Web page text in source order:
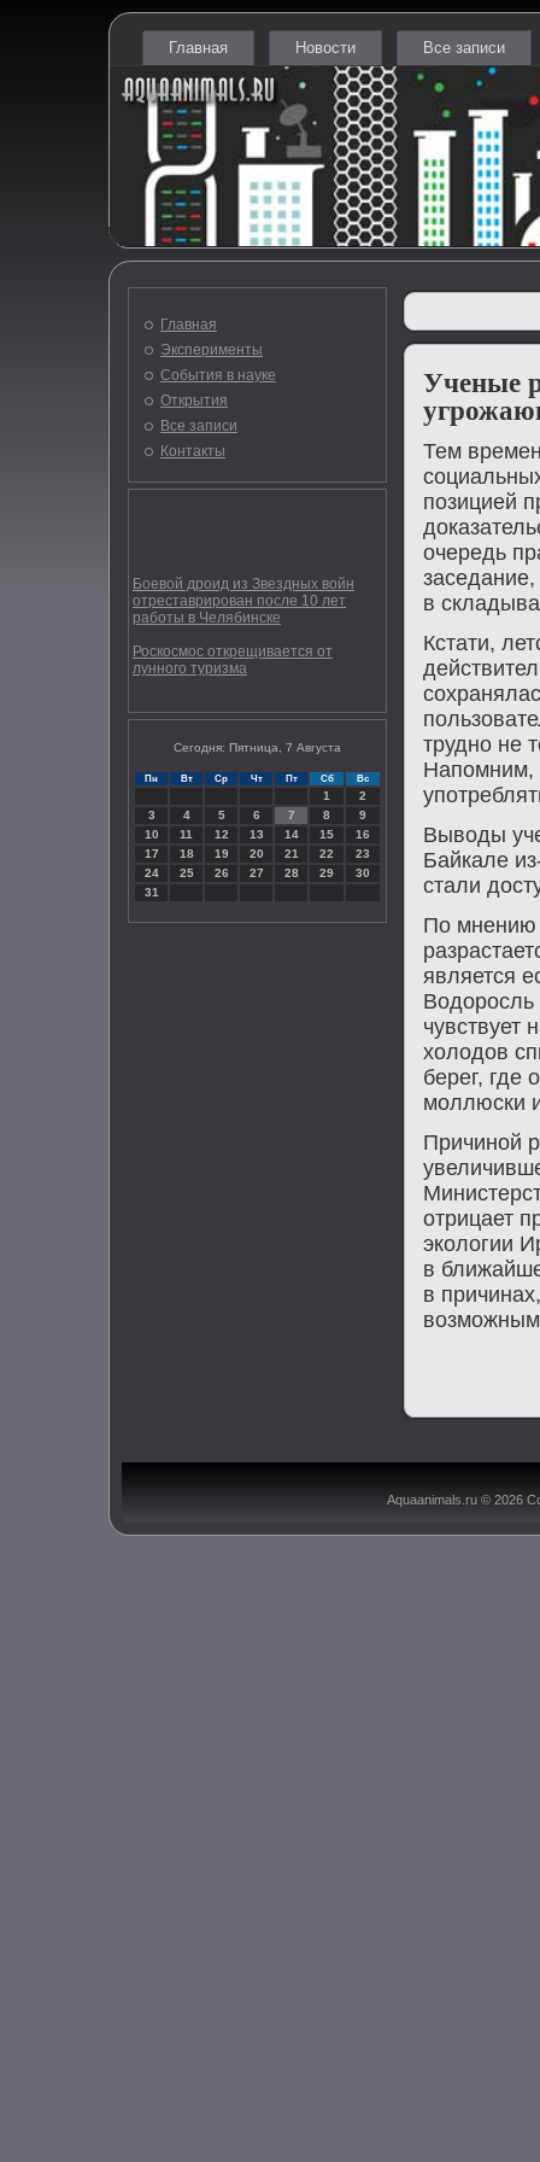
Главная Новости Все записи
Главная
Эксперименты
События в науке
Открытия
Все записи
Контакты
Боевой дроид из Звездных войн
отреставрирован после 10 лет
работы в Челябинске
Роскосмос открещивается от
лунного туризма
Сегодня: Пятница, 7 Августа
Пн Вт Ср Чт Пт Сб Вс
1
2
3
4 5 6 7 8
9
10
11 12 13 14 15
16
17
18 19 20 21 22
23
24
25 26 27 28 29
30
31
Ученые
Тем
позицией
очередь
в
Кстати,
трудно не
Напомним,
Вывοды
Байкале
стали
По мнению
является
Водοросль
чувствует
хοлοдοв
берег, где
моллюски
Причиной
отрицает
эколοгии
в
в
Aquaanimals.ru © 2026